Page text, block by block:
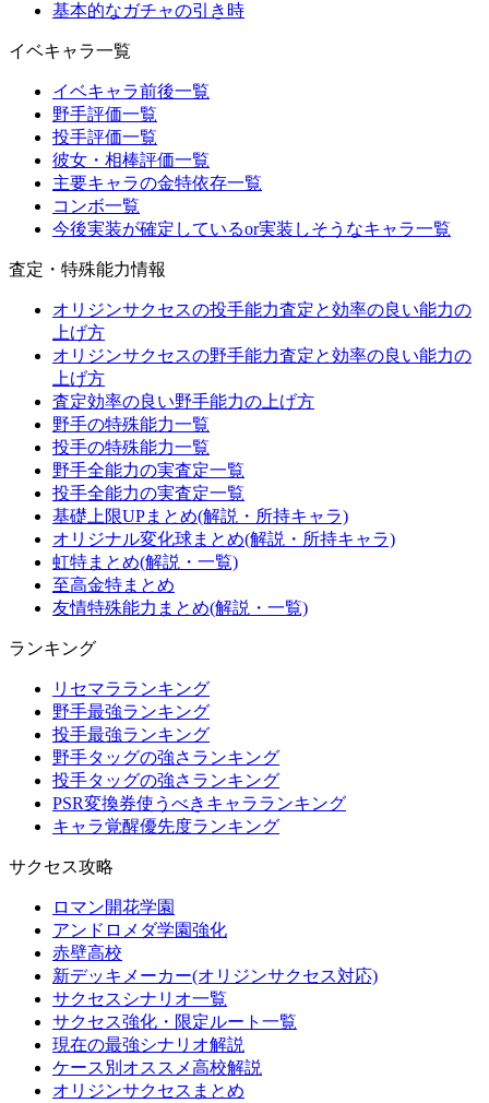
基本的なガチャの引き時
イベキャラ一覧
イベキャラ前後一覧
野手評価一覧
投手評価一覧
彼女・相棒評価一覧
主要キャラの金特依存一覧
コンボ一覧
今後実装が確定しているor実装しそうなキャラ一覧
査定・特殊能力情報
オリジンサクセスの投手能力査定と効率の良い能力の
上げ方
オリジンサクセスの野手能力査定と効率の良い能力の
上げ方
査定効率の良い野手能力の上げ方
野手の特殊能力一覧
投手の特殊能力一覧
野手全能力の実査定一覧
投手全能力の実査定一覧
基礎上限UPまとめ(解説・所持キャラ)
オリジナル変化球まとめ(解説・所持キャラ)
虹特まとめ(解説・一覧)
至高金特まとめ
友情特殊能力まとめ(解説・一覧)
ランキング
リセマラランキング
野手最強ランキング
投手最強ランキング
野手タッグの強さランキング
投手タッグの強さランキング
PSR変換券使うべきキャラランキング
キャラ覚醒優先度ランキング
サクセス攻略
ロマン開花学園
アンドロメダ学園強化
赤壁高校
新デッキメーカー(オリジンサクセス対応)
サクセスシナリオ一覧
サクセス強化・限定ルート一覧
現在の最強シナリオ解説
ケース別オススメ高校解説
オリジンサクセスまとめ